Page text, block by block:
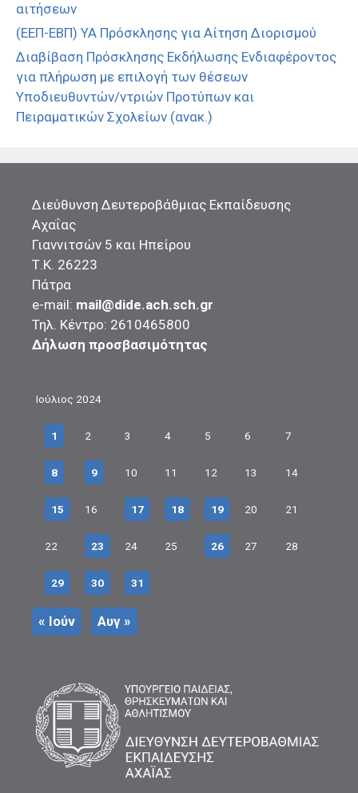
αιτήσεων
(ΕΕΠ-ΕΒΠ) ΥΑ Πρόσκλησης για Αίτηση Διορισμού
Διαβίβαση Πρόσκλησης Εκδήλωσης Ενδιαφέροντος
για πλήρωση με επιλογή των θέσεων
Υποδιευθυντών/ντριών Προτύπων και
Πειραματικών Σχολείων (ανακ.)
Διεύθυνση Δευτεροβάθμιας Εκπαίδευσης
Αχαΐας
Γιαννιτσών 5 και Ηπείρου
Τ.Κ. 26223
Πάτρα
e-mail: mail@dide.ach.sch.gr
Τηλ. Κέντρο: 2610465800
Δήλωση προσβασιμότητας
Ιούλιος 2024
1 2 3 4 5 6 7
8 9 10 11 12 13 14
15 16 17 18 19 20 21
22 23 24 25 26 27 28
29 30 31
« Ιούν Αυγ »